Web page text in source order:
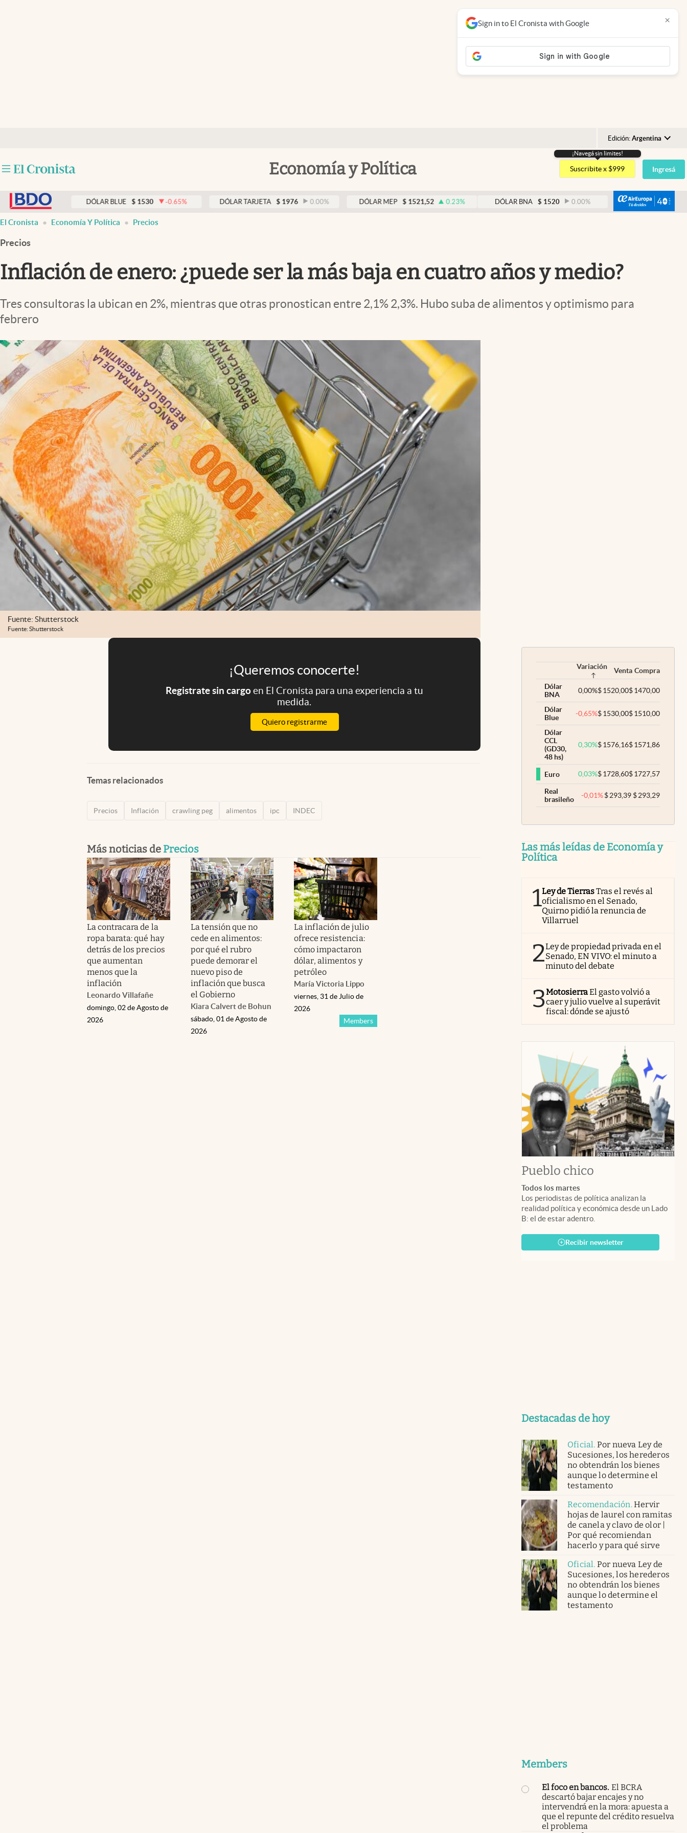
Edición: Argentina
Argentina
España
México
USA
Economía y Política
Otras secciones
Clima
Mediakit
abre en nueva pestaña
¡Navegá sin limites!
Suscribite x $999 Ingresá
% DÓLAR BLUE $ 1530 -0.65 DÓLAR TARJETA $ 1976 0.00% DÓLAR MEP $ 1521,52 0.23% DÓLAR BNA $ 1520 0.00% DÓLAR BLUE $ 1530
Sign in to El Cronista with Google ×
El Cronista Economía Y Política Precios
Precios
Inflación de enero: ¿puede ser la más baja en cuatro años y medio?
Tres consultoras la ubican en 2%, mientras que otras pronostican entre 2,1% 2,3%. Hubo suba de alimentos y optimismo para
febrero
Fuente: Shutterstock
Fuente: Shutterstock
¡Queremos conocerte!
Registrate sin cargoen El Cronista para una experiencia a tu
medida.
Quiero registrarme
Temas relacionados
Precios Inflación crawling peg alimentos ipc INDEC
Más noticias de Precios
La contracara de la
ropa barata: qué hay
detrás de los precios
que aumentan
menos que la
inflación
Leonardo Villafañe
domingo, 02 de Agosto de
2026
La tensión que no
cede en alimentos:
por qué el rubro
puede demorar el
nuevo piso de
inflación que busca
el Gobierno
Kiara Calvert de Bohun
sábado, 01 de Agosto de
2026
La inflación de julio
ofrece resistencia:
cómo impactaron
dólar, alimentos y
petróleo
María Victoria Lippo
Members
viernes, 31 de Julio de
2026
Variación Venta Compra
Dólar
BNA
0,00%$1520,00$1470,00
Dólar
Blue
-0,65%$1530,00$1510,00
Dólar
CCL
(GD30,
48 hs)
0,30%$1576,16$1571,86
Euro 0,03%$1728,60$1727,57
Real
brasileño
-0,01% $293,39 $293,29
Las más leídas de Economía y
Política
1Ley de TierrasTras el revés al
oficialismo en el Senado,
Quirno pidió la renuncia de
Villarruel
2Ley de propiedad privada en el
Senado, EN VIVO: el minuto a
minuto del debate
3MotosierraEl gasto volvió a
caer y julio vuelve al superávit
fiscal: dónde se ajustó
Pueblo chico
Todos los martes
Los periodistas de política analizan la
realidad política y económica desde un Lado
B: el de estar adentro.
Recibir newsletter
Destacadas de hoy
Oficial. Por nueva Ley de
Sucesiones, los herederos
no obtendrán los bienes
aunque lo determine el
testamento
Recomendación.Hervir
hojas de laurel con ramitas
de canela y clavo de olor |
Por qué recomiendan
hacerlo y para qué sirve
Oficial. Por nueva Ley de
Sucesiones, los herederos
no obtendrán los bienes
aunque lo determine el
testamento
Members
El foco en bancos. El BCRA
descartó bajar encajes y no
intervendrá en la mora: apuesta a
que el repunte del crédito resuelva
el problema